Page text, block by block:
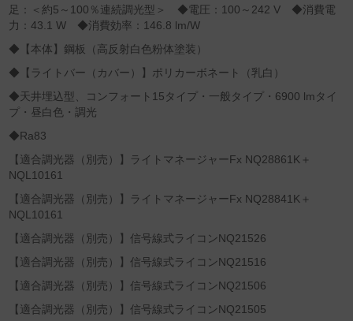
足：＜約5～100％連続調光型＞ ◆電圧：100～242 V ◆消費電
力：43.1 W ◆消費効率：146.8 lm/W
◆【本体】鋼板（高反射白色粉体塗装）
◆【ライトバー（カバー）】ポリカーボネート（乳白）
◆天井埋込型、コンフォート15タイプ・一般タイプ・6900 lmタイ
プ・昼白色・調光
◆Ra83
【適合調光器（別売）】ライトマネージャーFx NQ28861K＋
NQL10161
【適合調光器（別売）】ライトマネージャーFx NQ28841K＋
NQL10161
【適合調光器（別売）】信号線式ライコンNQ21526
【適合調光器（別売）】信号線式ライコンNQ21516
【適合調光器（別売）】信号線式ライコンNQ21506
【適合調光器（別売）】信号線式ライコンNQ21505